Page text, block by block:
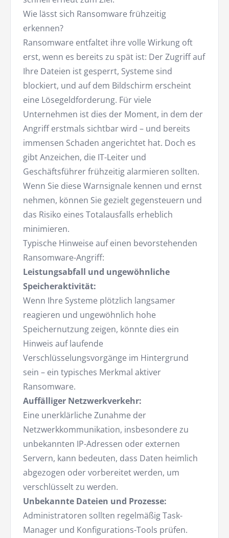
Wie lässt sich Ransomware frühzeitig
erkennen?
Ransomware entfaltet ihre volle Wirkung oft
erst, wenn es bereits zu spät ist: Der Zugriff auf
Ihre Dateien ist gesperrt, Systeme sind
blockiert, und auf dem Bildschirm erscheint
eine Lösegeldforderung. Für viele
Unternehmen ist dies der Moment, in dem der
Angriff erstmals sichtbar wird – und bereits
immensen Schaden angerichtet hat. Doch es
gibt Anzeichen, die IT-Leiter und
Geschäftsführer frühzeitig alarmieren sollten.
Wenn Sie diese Warnsignale kennen und ernst
nehmen, können Sie gezielt gegensteuern und
das Risiko eines Totalausfalls erheblich
minimieren.
Typische Hinweise auf einen bevorstehenden
Ransomware-Angriff:
Leistungsabfall und ungewöhnliche
Speicheraktivität:
Wenn Ihre Systeme plötzlich langsamer
reagieren und ungewöhnlich hohe
Speichernutzung zeigen, könnte dies ein
Hinweis auf laufende
Verschlüsselungsvorgänge im Hintergrund
sein – ein typisches Merkmal aktiver
Ransomware.
Auffälliger Netzwerkverkehr:
Eine unerklärliche Zunahme der
Netzwerkkommunikation, insbesondere zu
unbekannten IP-Adressen oder externen
Servern, kann bedeuten, dass Daten heimlich
abgezogen oder vorbereitet werden, um
verschlüsselt zu werden.
Unbekannte Dateien und Prozesse:
Administratoren sollten regelmäßig Task-
Manager und Konfigurations-Tools prüfen.